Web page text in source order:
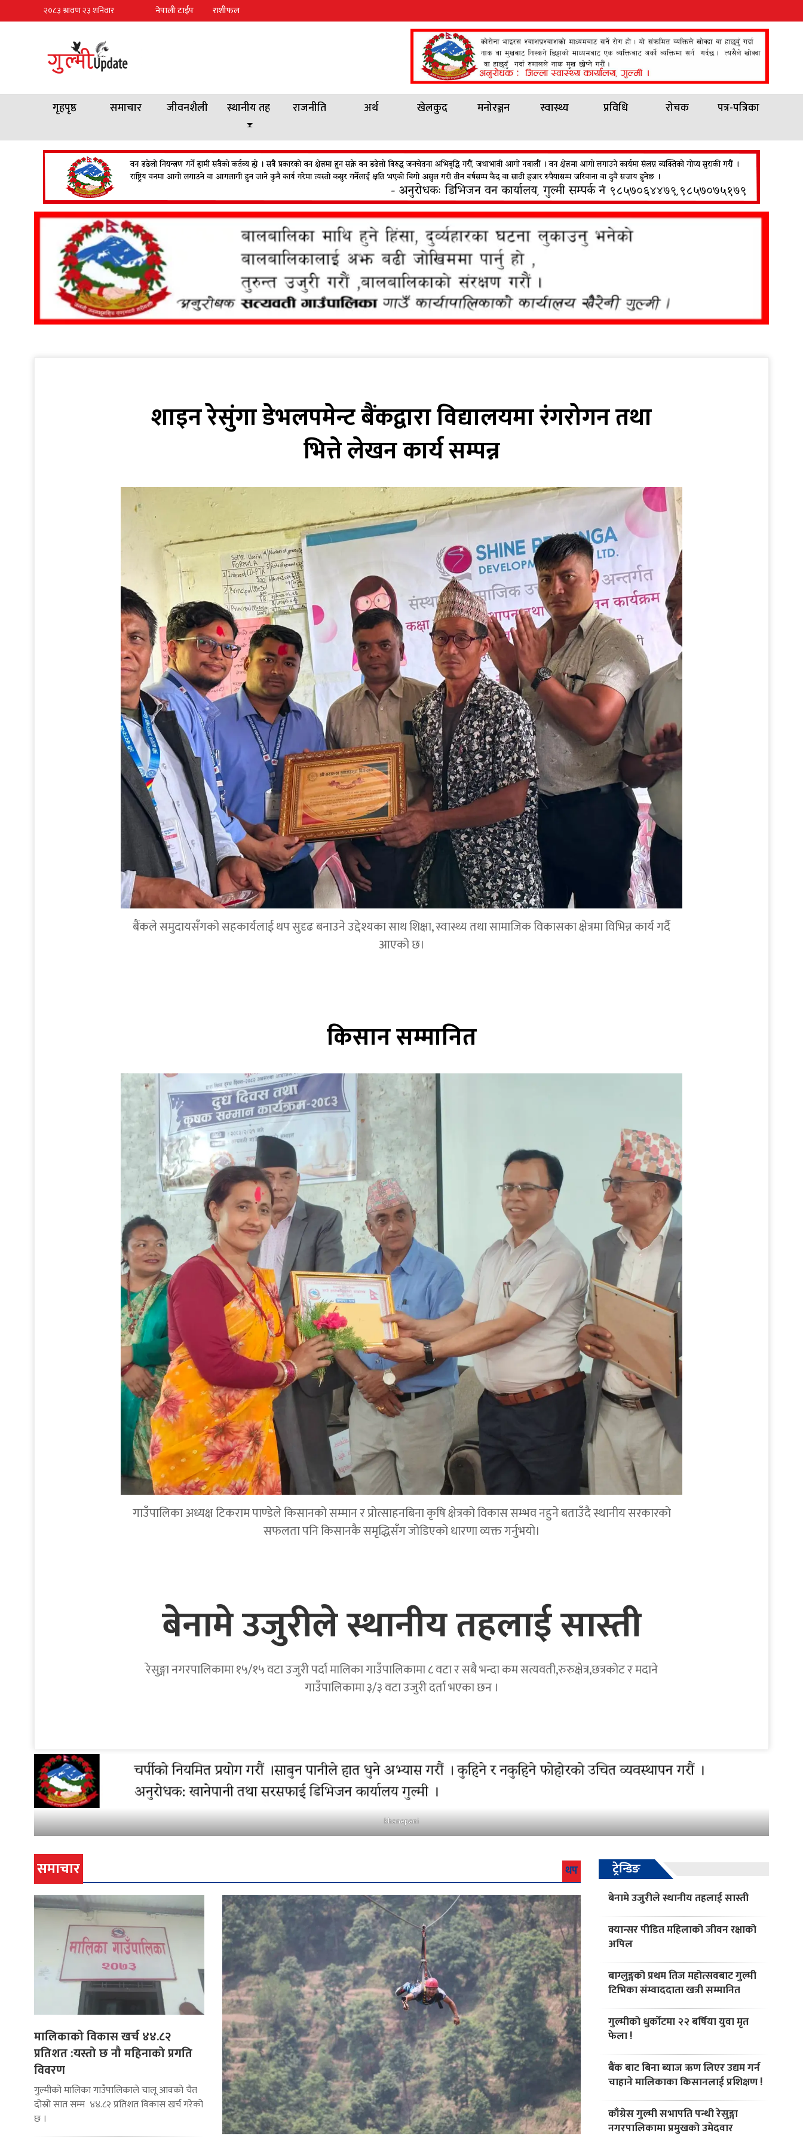
नेपाली टाईप राशीफल
गृहपृष्ठ समाचार जीवनशैली स्थानीय तह राजनीति अर्थ खेलकुद मनोरञ्जन स्वास्थ्य प्रविधि रोचक पत्र-पत्रिका
शाइन रेसुंगा डेभलपमेन्ट बैंकद्वारा विद्यालयमा रंगरोगन तथा
भित्ते लेखन कार्य सम्पन्न
बैंकले समुदायसँगको सहकार्यलाई थप सुदृढ बनाउने उद्देश्यका साथ शिक्षा, स्वास्थ्य तथा सामाजिक विकासका क्षेत्रमा विभिन्न कार्य गर्दै
आएको छ।
किसान सम्मानित
गाउँपालिका अध्यक्ष टिकराम पाण्डेले किसानको सम्मान र प्रोत्साहनबिना कृषि क्षेत्रको विकास सम्भव नहुने बताउँदै स्थानीय सरकारको
सफलता पनि किसानकै समृद्धिसँग जोडिएको धारणा व्यक्त गर्नुभयो।
बेनामे उजुरीले स्थानीय तहलाई सास्ती
रेसुङ्गा नगरपालिकामा १५/१५ वटा उजुरी पर्दा मालिका गाउँपालिकामा ८ वटा र सबै भन्दा कम सत्यवती,रुरुक्षेत्र,छत्रकोट र मदाने
गाउँपालिकामा ३/३ वटा उजुरी दर्ता भएका छन ।
khanepani
समाचार थप
मालिकाको विकास खर्च ४४.८२
प्रतिशत :यस्तो छ नौ महिनाको प्रगति
विवरण
गुल्मीको मालिका गाउँपालिकाले चालू आवको चैत
दोस्रो सात सम्म ४४.८२ प्रतिशत विकास खर्च गरेको
छ ।
ट्रेन्डिङ
बेनामे उजुरीले स्थानीय तहलाई सास्ती
क्यान्सर पीडित महिलाको जीवन रक्षाको
अपिल
बाग्लुङ्गको प्रथम तिज महोत्सवबाट गुल्मी
टिभिका संम्वाददाता खत्री सम्मानित
गुल्मीको धुर्काेटमा २२ बर्षिया युवा मृत
फेला !
बैंक बाट बिना ब्याज ऋण लिएर उद्यम गर्न
चाहाने मालिकाका किसानलाई प्रशिक्षण !
काँग्रेस गुल्मी सभापति पन्थी रेसुङ्गा
नगरपालिकामा प्रमुखको उमेदवार